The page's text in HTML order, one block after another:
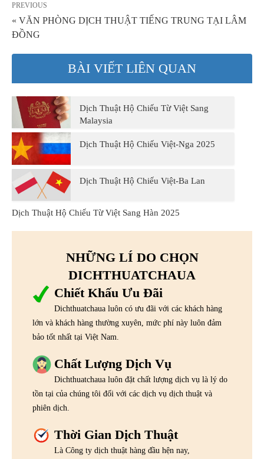
PREVIOUS
« VĂN PHÒNG DỊCH THUẬT TIẾNG TRUNG TẠI LÂM
ĐỒNG
BÀI VIẾT LIÊN QUAN
Dịch Thuật Hộ Chiếu Từ Việt Sang
Malaysia
Dịch Thuật Hộ Chiếu Việt-Nga 2025
Dịch Thuật Hộ Chiếu Việt-Ba Lan
Dịch Thuật Hộ Chiếu Từ Việt Sang Hàn 2025
NHỮNG LÍ DO CHỌN
DICHTHUATCHAUA
Chiết Khấu Ưu Đãi
Dichthuatchaua luôn có ưu đãi với các khách hàng
lớn và khách hàng thường xuyên, mức phí này luôn đảm
bảo tốt nhất tại Việt Nam.
Chất Lượng Dịch Vụ
Dichthuatchaua luôn đặt chất lượng dịch vụ là lý do
tồn tại của chúng tôi đối với các dịch vụ dịch thuật và
phiên dịch.
Thời Gian Dịch Thuật
Là Công ty dịch thuật hàng đầu hện nay,